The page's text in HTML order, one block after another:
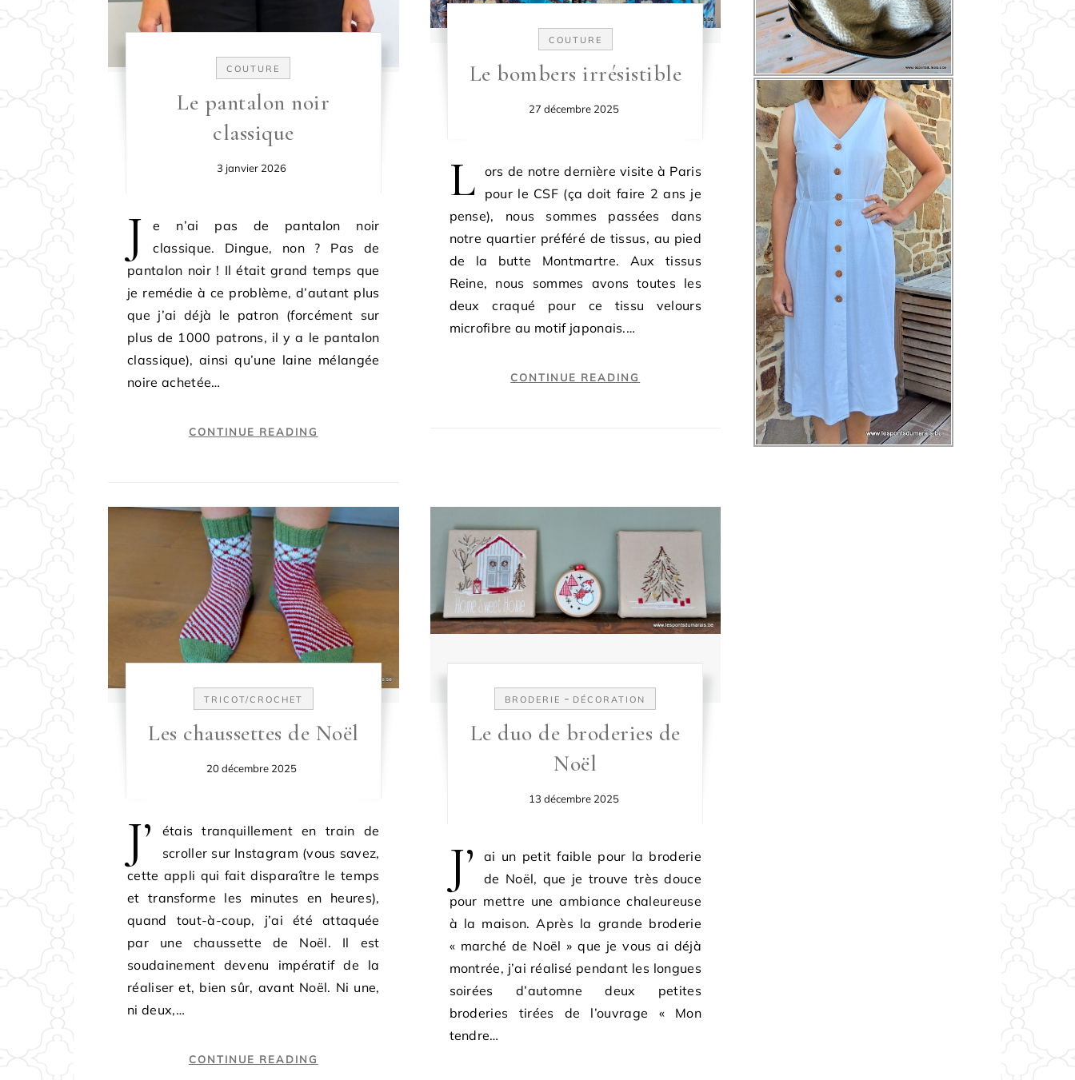
COUTURE
Le pantalon noir
classique
3 janvier 2026
J
e n’ai pas de pantalon noir
classique. Dingue, non ? Pas de
pantalon noir ! Il était grand temps que
je remédie à ce problème, d’autant plus
que j’ai déjà le patron (forcément sur
plus de 1000 patrons, il y a le pantalon
classique), ainsi qu’une laine mélangée
noire achetée…
CONTINUE READING
COUTURE
Le bombers irrésistible
27 décembre 2025
L
ors de notre dernière visite à Paris
pour le CSF (ça doit faire 2 ans je
pense), nous sommes passées dans
notre quartier préféré de tissus, au pied
de la butte Montmartre. Aux tissus
Reine, nous sommes avons toutes les
deux craqué pour ce tissu velours
microfibre au motif japonais.…
CONTINUE READING
TRICOT/CROCHET
Les chaussettes de Noël
20 décembre 2025
J’
étais tranquillement en train de
scroller sur Instagram (vous savez,
cette appli qui fait disparaître le temps
et transforme les minutes en heures),
quand tout-à-coup, j’ai été attaquée
par une chaussette de Noël. Il est
soudainement devenu impératif de la
réaliser et, bien sûr, avant Noël. Ni une,
ni deux,…
CONTINUE READING
BRODERIE - DÉCORATION
Le duo de broderies de
Noël
13 décembre 2025
J’
ai un petit faible pour la broderie
de Noël, que je trouve très douce
pour mettre une ambiance chaleureuse
à la maison. Après la grande broderie
« marché de Noël » que je vous ai déjà
montrée, j’ai réalisé pendant les longues
soirées d’automne deux petites
broderies tirées de l’ouvrage « Mon
tendre…